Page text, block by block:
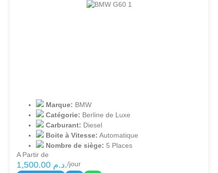
Marque: BMW
Catégorie: Berline de Luxe
Carburant: Diesel
Boite à Vitesse: Automatique
Nombre de siège: 5 Places
A Partir de
1,500.00 د.م./jour